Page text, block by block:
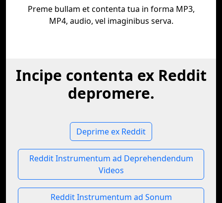
Preme bullam et contenta tua in forma MP3,
MP4, audio, vel imaginibus serva.
Incipe contenta ex Reddit
depromere.
Deprime ex Reddit
Reddit Instrumentum ad Deprehendendum
Videos
Reddit Instrumentum ad Sonum